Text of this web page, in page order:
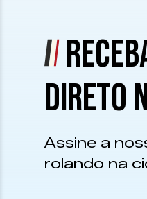
DIRETO
Assine a
rolando na